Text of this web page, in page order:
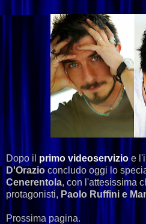
Dopo il primo videoservizio e
D'Orazio concludo oggi lo
Cenerentola, con l'attesissima
protagonisti, Paolo Ruffini e
Prossima pagina.